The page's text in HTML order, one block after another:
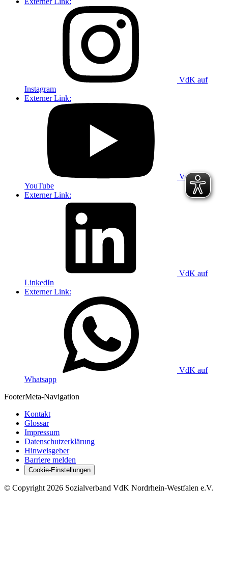
VdK auf
Instagram
Externer Link:
VdK auf
YouTube
Externer Link:
VdK auf
LinkedIn
Externer Link:
VdK auf
Whatsapp
FooterMeta-Navigation
Kontakt
Glossar
Impressum
Datenschutzerklärung
Hinweisgeber
Barriere melden
Cookie-Einstellungen
© Copyright 2026 Sozialverband VdK Nordrhein-Westfalen e.V.